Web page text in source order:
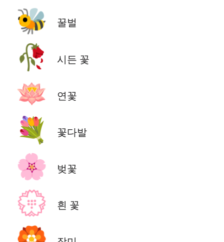
🐝 꿀벌
🥀 시든 꽃
🪷 연꽃
💐 꽃다발
🌸 벚꽃
💮 흰 꽃